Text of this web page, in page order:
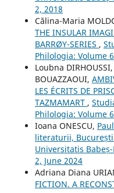
2, 2018
Călina-Maria
THE INSULAR
BARRØY-SERIES ,
Philologia: Volume
Loubna
BOUAZZAOUI,
LES ÉCRITS DE
TAZMAMART ,
Philologia: Volume
Ioana ONESCU,
literaturii,
Universitatis
2, June 2024
Adriana Diana
FICTION. A